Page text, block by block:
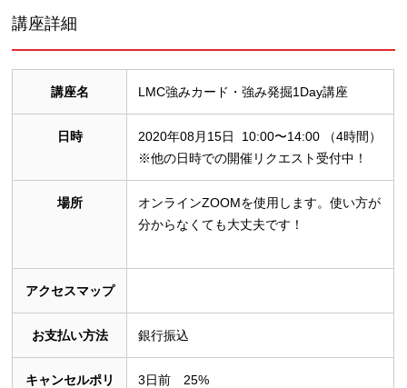
講座詳細
講座名 LMC強みカード・強み発掘1Day講座
日時
2020年08月15日 10:00〜14:00 （4時間）
※他の日時での開催リクエスト受付中！
場所
オンラインZOOMを使用します。使い方が
分からなくても大丈夫です！
アクセスマップ
お支払い方法 銀行振込
キャンセルポリ
3日前 25%